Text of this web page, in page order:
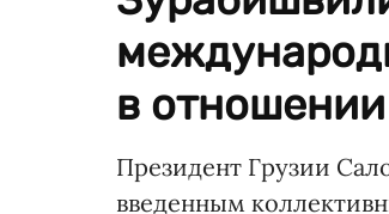
в
Президент Грузии
введенным